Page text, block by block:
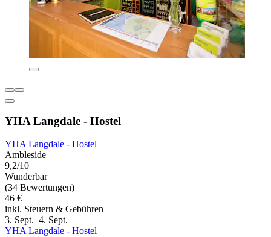
YHA Langdale - Hostel
YHA Langdale - Hostel
Ambleside
9,2/10
Wunderbar
(34 Bewertungen)
46 €
inkl. Steuern & Gebühren
3. Sept.–4. Sept.
YHA Langdale - Hostel